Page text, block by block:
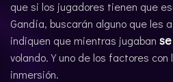
que si los jugadores tienen que
Gandía, buscarán alguno que les
indiquen que mientras jugaban
volando. Y uno de los factores
inmersión.